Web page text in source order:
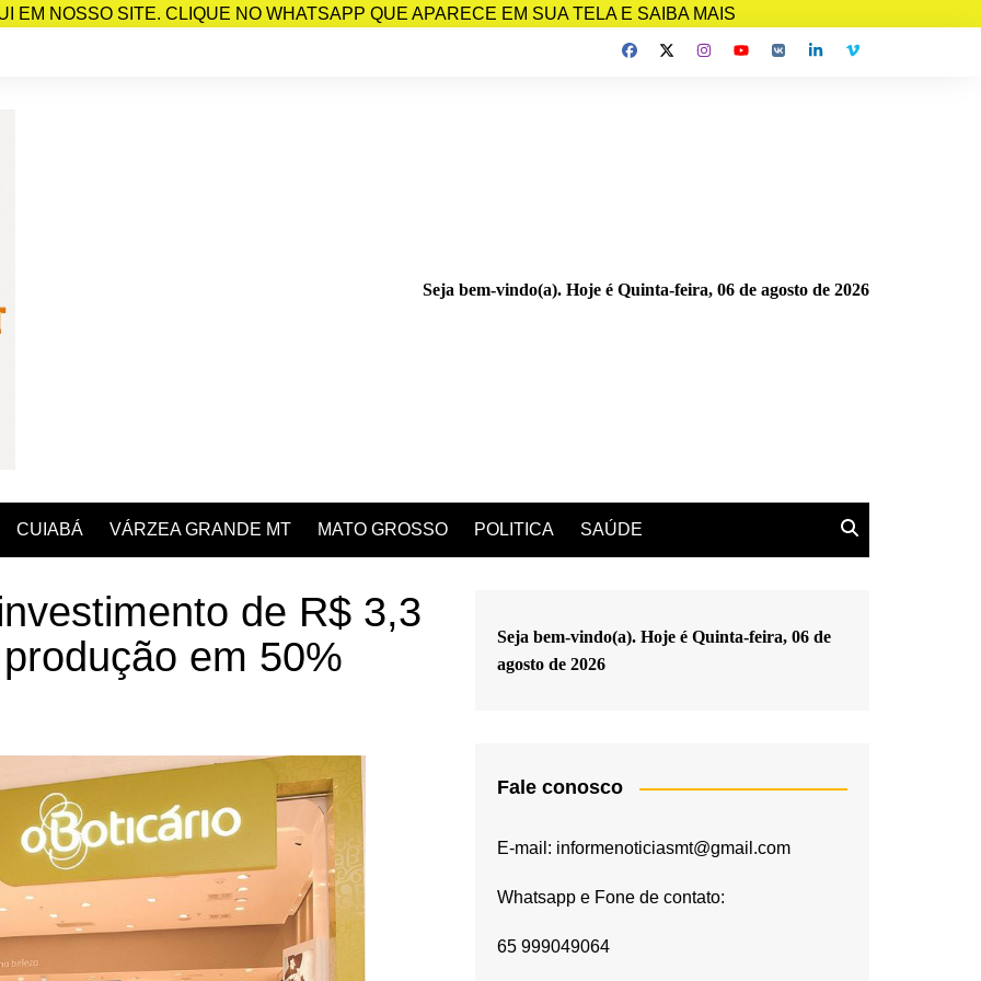
EM NOSSO SITE. CLIQUE NO WHATSAPP QUE APARECE EM SUA TELA E SAIBA MAIS
Seja bem-vindo(a). Hoje é Quinta-feira, 06 de agosto de 2026
CUIABÁ VÁRZEA GRANDE MT MATO GROSSO POLITICA SAÚDE
de R$ 3,3
em 50%
Seja bem-vindo(a). Hoje é Quinta-feira, 06 de
agosto de 2026
Fale conosco
E-mail: informenoticiasmt@gmail.com
Whatsapp e Fone de contato:
65 999049064